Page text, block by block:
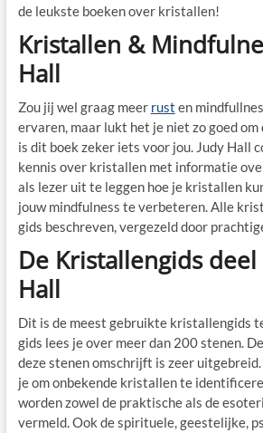
de leukste boeken over kristallen!
Kristallen &
Hall
Zou jij wel graag meer rust en
ervaren, maar lukt het je niet zo goed
is dit boek zeker iets voor jou. Judy Hall
kennis over kristallen met informatie
als lezer uit te leggen hoe je kristallen
jouw mindfulness te verbeteren. Alle
gids beschreven, vergezeld door
De Kristallengids deel
Hall
Dit is de meest gebruikte kristallengids
gids lees je over meer dan 200 stenen.
deze stenen omschrijft is zeer
je om onbekende kristallen te
worden zowel de praktische als de
vermeld. Ook de spirituele, geestelijke,